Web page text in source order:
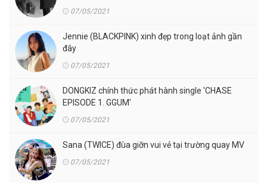
07/05/2021
Jennie (BLACKPINK) xinh đẹp trong loạt ảnh gần
đây
07/05/2021
DONGKIZ chính thức phát hành single 'CHASE
EPISODE 1. GGUM'
07/05/2021
Sana (TWICE) đùa giỡn vui vẻ tại trường quay MV
07/05/2021